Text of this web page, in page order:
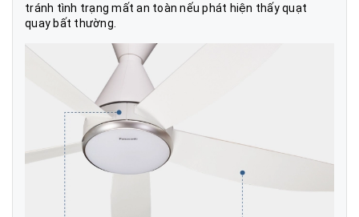
tránh tình trạng mất an toàn nếu phát hiện thấy quạt
quay bất thường.